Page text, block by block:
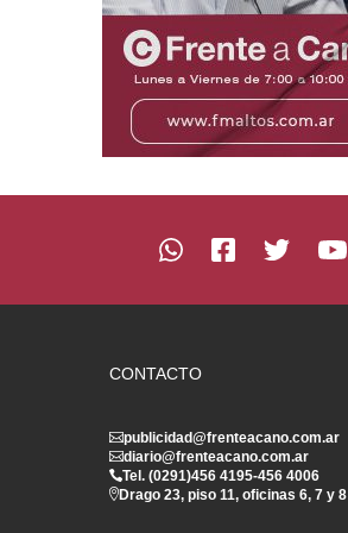
CONTACTO
publicidad@frenteacano.com.ar
diario@frenteacano.com.ar
Tel. (0291)456 4195-456 4006
Drago 23, piso 11, oficinas 6, 7 y 8